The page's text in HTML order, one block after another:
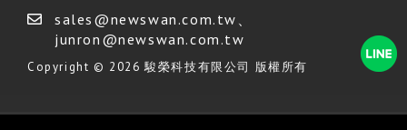
sales@newswan.com.tw
junron@newswan.com.tw
Copyright © 2026 駿榮科技有限公司 版權所有